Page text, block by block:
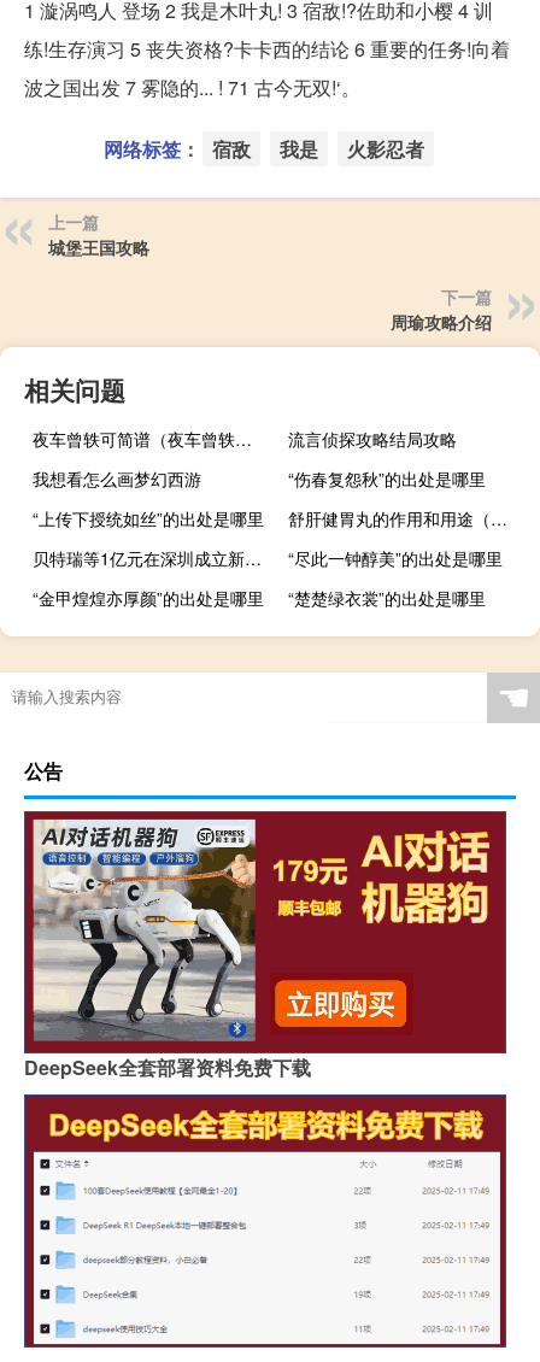
1 漩涡鸣人 登场 2 我是木叶丸! 3 宿敌!?佐助和小樱 4 训
练!生存演习 5 丧失资格?卡卡西的结论 6 重要的任务!向着
波之国出发 7 雾隐的... ! 71 古今无双!‘。
网络标签： 宿敌 我是 火影忍者
上一篇
城堡王国攻略
下一篇
周瑜攻略介绍
相关问题
夜车曾轶可简谱（夜车曾轶可）
流言侦探攻略结局攻略
我想看怎么画梦幻西游
“伤春复怨秋”的出处是哪里
“上传下授统如丝”的出处是哪里
舒肝健胃丸的作用和用途（舒肝健胃丸的功效作用和副作用）
贝特瑞等1亿元在深圳成立新能源科技公司
“尽此一钟醇美”的出处是哪里
“金甲煌煌亦厚颜”的出处是哪里
“楚楚绿衣裳”的出处是哪里
☚
公告
DeepSeek全套部署资料免费下载